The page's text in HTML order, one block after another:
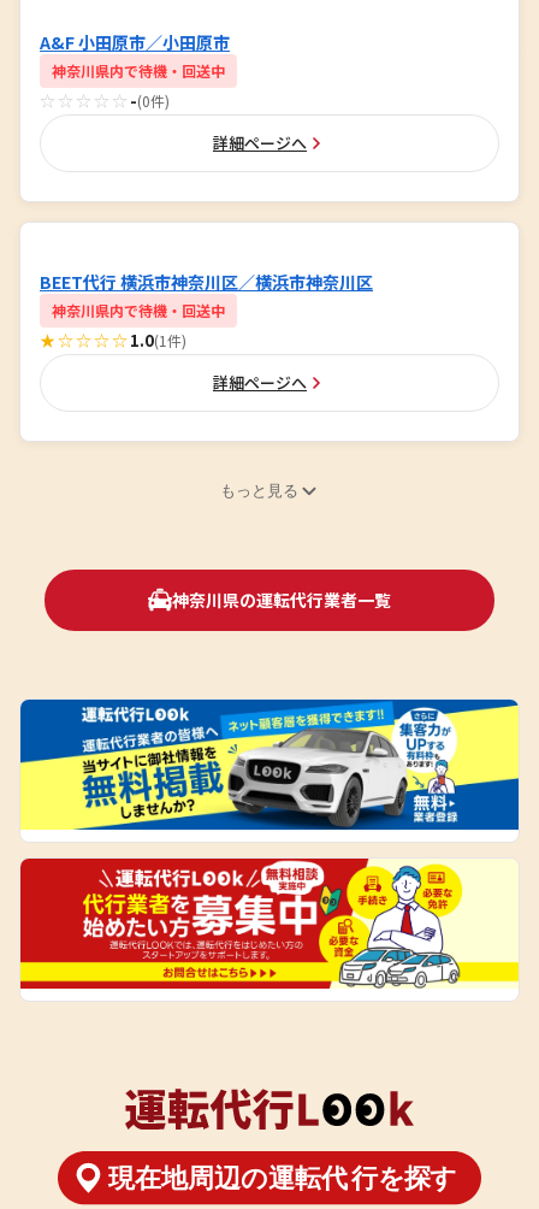
A&F 小田原市／小田原市
神奈川県内で待機・回送中
☆☆☆☆☆ -(0件)
詳細ページへ
BEET代行 横浜市神奈川区／横浜市神奈川区
神奈川県内で待機・回送中
★☆☆☆☆1.0(1件)
詳細ページへ
もっと見る
神奈川県の運転代行業者一覧